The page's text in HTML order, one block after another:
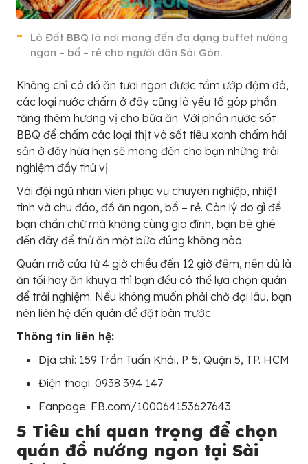
Lò Đất BBQ là nơi mang đến đa dạng buffet nướng
ngon – bổ – rẻ cho người dân Sài Gòn.
Không chỉ có đồ ăn tươi ngon được tẩm ướp đậm đà,
các loại nước chấm ở đây cũng là yếu tố góp phần
tăng thêm hương vị cho bữa ăn. Với phần nước sốt
BBQ để chấm các loại thịt và sốt tiêu xanh chấm hải
sản ở đây hứa hẹn sẽ mang đến cho bạn những trải
nghiệm đầy thú vị.
Với đội ngũ nhân viên phục vụ chuyên nghiệp, nhiệt
tình và chu đáo, đồ ăn ngon, bổ – rẻ. Còn lý do gì để
bạn chần chừ mà không cùng gia đình, bạn bè ghé
đến đây để thử ăn một bữa đúng không nào.
Quán mở cửa từ 4 giờ chiều đến 12 giờ đêm, nên dù là
ăn tối hay ăn khuya thì bạn đều có thể lựa chọn quán
để trải nghiệm. Nếu không muốn phải chờ đợi lâu, bạn
nên liên hệ đến quán để đặt bàn trước.
Thông tin liên hệ:
Địa chỉ: 159 Trần Tuấn Khải, P. 5, Quận 5, TP. HCM
Điện thoại: 0938 394 147
Fanpage: FB.com/100064153627643
5 Tiêu chí quan trọng để chọn
quán đồ nướng ngon tại Sài